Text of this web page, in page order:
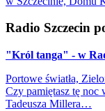
Radio Szczecin
"Król tanga" - w
Portowe światła,
Czy pamiętasz tę
Tadeusza Millera…